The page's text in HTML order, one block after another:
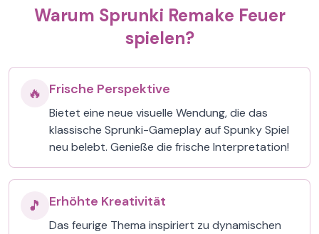
Warum Sprunki Remake Feuer
spielen?
🔥 Frische Perspektive
Bietet eine neue visuelle Wendung, die das
klassische Sprunki-Gameplay auf Spunky Spiel
neu belebt. Genieße die frische Interpretation!
🎵 Erhöhte Kreativität
Das feurige Thema inspiriert zu dynamischen